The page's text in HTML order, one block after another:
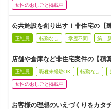
女性のおしごと掲載中
公共施設を創り出す！非住宅の【
正社員 転勤なし 学歴不問 第二
店舗や倉庫など非住宅案件の【積
正社員 職種未経験OK 転勤なし
女性のおしごと掲載中
お客様の理想のいえづくりをカタ